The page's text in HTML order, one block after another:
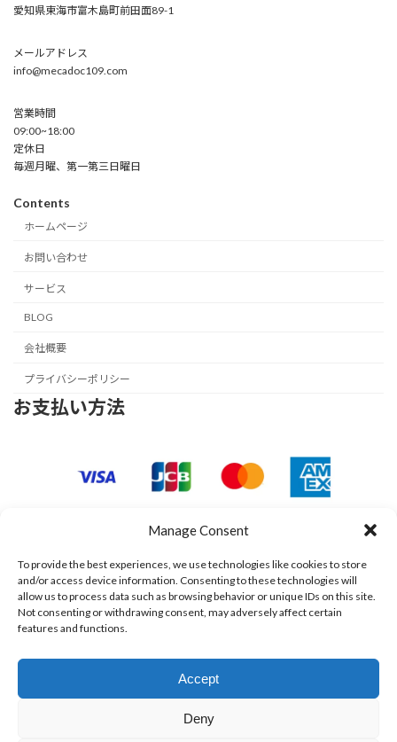
Manage Consent
To provide the best experiences, we use technologies like cookies to store
and/or access device information. Consenting to these technologies will
allow us to process data such as browsing behavior or unique IDs on this site.
Not consenting or withdrawing consent, may adversely affect certain
features and functions.
Accept
Deny
愛知県東海市富木島町前田面89-1
メールアドレス
info@mecadoc109.com
営業時間
09:00~18:00
定休日
毎週月曜、第一第三日曜日
Contents
ホームページ
お問い合わせ
サービス
BLOG
会社概要
プライバシーポリシー
お支払い方法